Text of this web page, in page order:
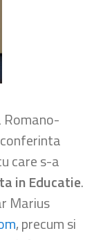
Romano-
care s-a
in Educatie.
Marius
, precum si